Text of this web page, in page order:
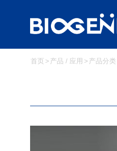
首页 产品 / 应用 产品分类